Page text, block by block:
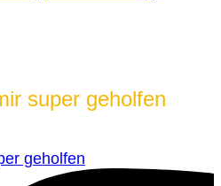
super geholfen
geholfen